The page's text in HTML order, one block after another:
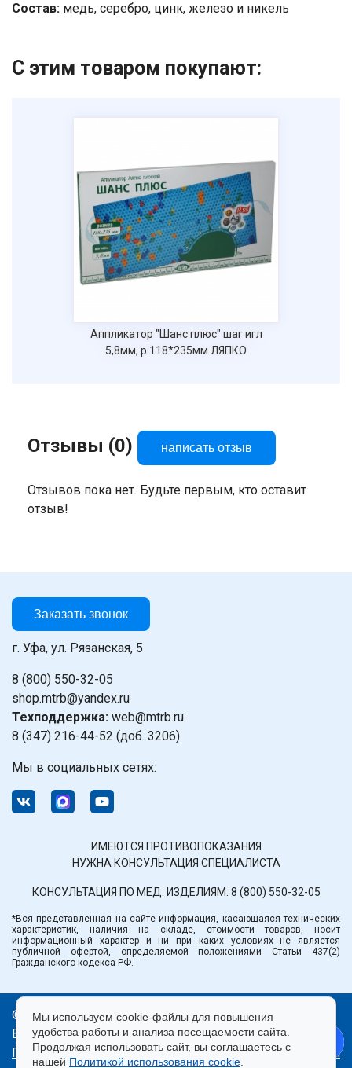
Состав: медь, серебро, цинк, железо и никель
С этим товаром покупают:
Аппликатор "Шанс плюс" шаг игл
5,8мм, р.118*235мм ЛЯПКО
Отзывы (0) написать отзыв
Отзывов пока нет. Будьте первым, кто оставит
отзыв!
Заказать звонок
г. Уфа, ул. Рязанская, 5
8 (800) 550-32-05
shop.mtrb@yandex.ru
Техподдержка: web@mtrb.ru
8 (347) 216-44-52 (доб. 3206)
Мы в социальных сетях:
ИМЕЮТСЯ ПРОТИВОПОКАЗАНИЯ
НУЖНА КОНСУЛЬТАЦИЯ СПЕЦИАЛИСТА
КОНСУЛЬТАЦИЯ ПО МЕД. ИЗДЕЛИЯМ: 8 (800) 550-32-05
*Вся представленная на сайте информация, касающаяся технических
характеристик, наличия на складе, стоимости товаров, носит
информационный характер и ни при каких условиях не является
публичной офертой, определяемой положениями Статьи 437(2)
Гражданского кодекса РФ.
© ООО «Медтехника» РБ.
Все права защищены 2026.
Политика конфиденциальности| Правила пользования
Мы используем cookie-файлы для повышения
удобства работы и анализа посещаемости сайта.
Продолжая использовать сайт, вы соглашаетесь с
нашей Политикой использования cookie